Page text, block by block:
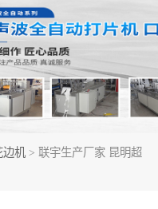
边机 > 联宇生产厂家 昆明超
声波热合机
声波花边机
凸压花机压标机
头服装凹凸压花机